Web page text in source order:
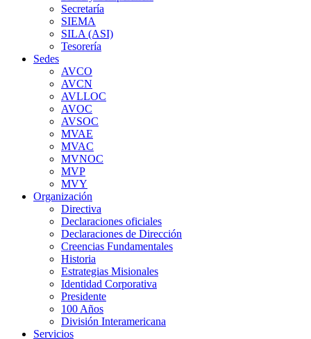
Secretaría
SIEMA
SILA (ASI)
Tesorería
Sedes
AVCO
AVCN
AVLLOC
AVOC
AVSOC
MVAE
MVAC
MVNOC
MVP
MVY
Organización
Directiva
Declaraciones oficiales
Declaraciones de Dirección
Creencias Fundamentales
Historia
Estrategias Misionales
Identidad Corporativa
Presidente
100 Años
División Interamericana
Servicios